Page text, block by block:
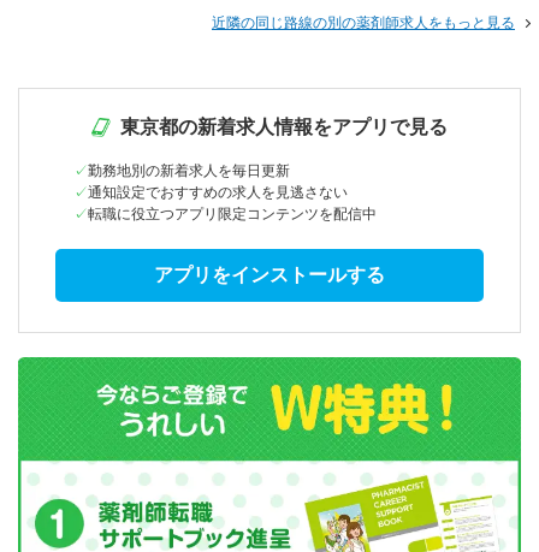
近隣の同じ路線の別の薬剤師求人をもっと見る
東京都の新着求人情報をアプリで見る
勤務地別の新着求人を毎日更新
通知設定でおすすめの求人を見逃さない
転職に役立つアプリ限定コンテンツを配信中
アプリをインストールする